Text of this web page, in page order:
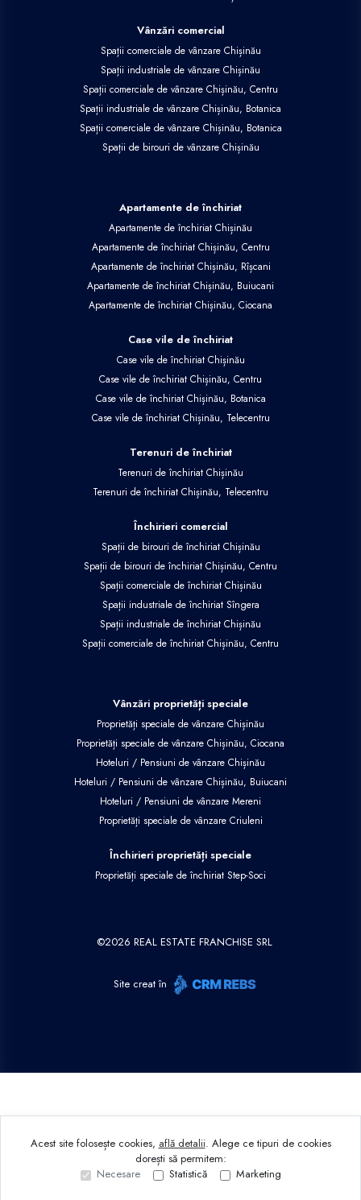
Vânzări comercial
Spații comerciale de vânzare Chișinău
Spații industriale de vânzare Chișinău
Spații comerciale de vânzare Chișinău, Centru
Spații industriale de vânzare Chișinău, Botanica
Spații comerciale de vânzare Chișinău, Botanica
Spații de birouri de vânzare Chișinău
Apartamente de închiriat
Apartamente de închiriat Chișinău
Apartamente de închiriat Chișinău, Centru
Apartamente de închiriat Chișinău, Rîșcani
Apartamente de închiriat Chișinău, Buiucani
Apartamente de închiriat Chișinău, Ciocana
Case vile de închiriat
Case vile de închiriat Chișinău
Case vile de închiriat Chișinău, Centru
Case vile de închiriat Chișinău, Botanica
Case vile de închiriat Chișinău, Telecentru
Terenuri de închiriat
Terenuri de închiriat Chișinău
Terenuri de închiriat Chișinău, Telecentru
Închirieri comercial
Spații de birouri de închiriat Chișinău
Spații de birouri de închiriat Chișinău, Centru
Spații comerciale de închiriat Chișinău
Spații industriale de închiriat Sîngera
Spații industriale de închiriat Chișinău
Spații comerciale de închiriat Chișinău, Centru
Vânzări proprietăți speciale
Proprietăți speciale de vânzare Chișinău
Proprietăți speciale de vânzare Chișinău, Ciocana
Hoteluri / Pensiuni de vânzare Chișinău
Hoteluri / Pensiuni de vânzare Chișinău, Buiucani
Hoteluri / Pensiuni de vânzare Mereni
Proprietăți speciale de vânzare Criuleni
Închirieri proprietăți speciale
Proprietăți speciale de închiriat Step-Soci
©2026 REAL ESTATE FRANCHISE SRL
Site creat în
Acest site folosește cookies, află detalii. Alege ce tipuri de cookies
dorești să permitem:
Necesare
Statistică Marketing